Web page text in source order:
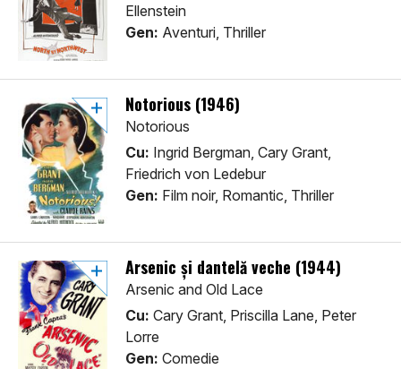
Ellenstein
Gen: Aventuri, Thriller
Notorious (1946)
Notorious
Cu: Ingrid Bergman, Cary Grant,
Friedrich von Ledebur
Gen: Film noir, Romantic, Thriller
Arsenic și dantelă veche (1944)
Arsenic and Old Lace
Cu: Cary Grant, Priscilla Lane, Peter
Lorre
Gen: Comedie